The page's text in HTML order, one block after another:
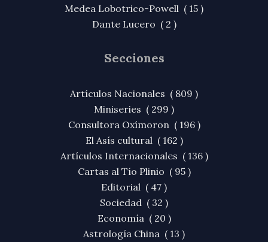
Medea Lobotrico-Powell ( 15 )
Dante Lucero ( 2 )
Secciones
Artículos Nacionales ( 809 )
Miniseries ( 299 )
Consultora Oxímoron ( 196 )
El Asís cultural ( 162 )
Artículos Internacionales ( 136 )
Cartas al Tío Plinio ( 95 )
Editorial ( 47 )
Sociedad ( 32 )
Economía ( 20 )
Astrología China ( 13 )